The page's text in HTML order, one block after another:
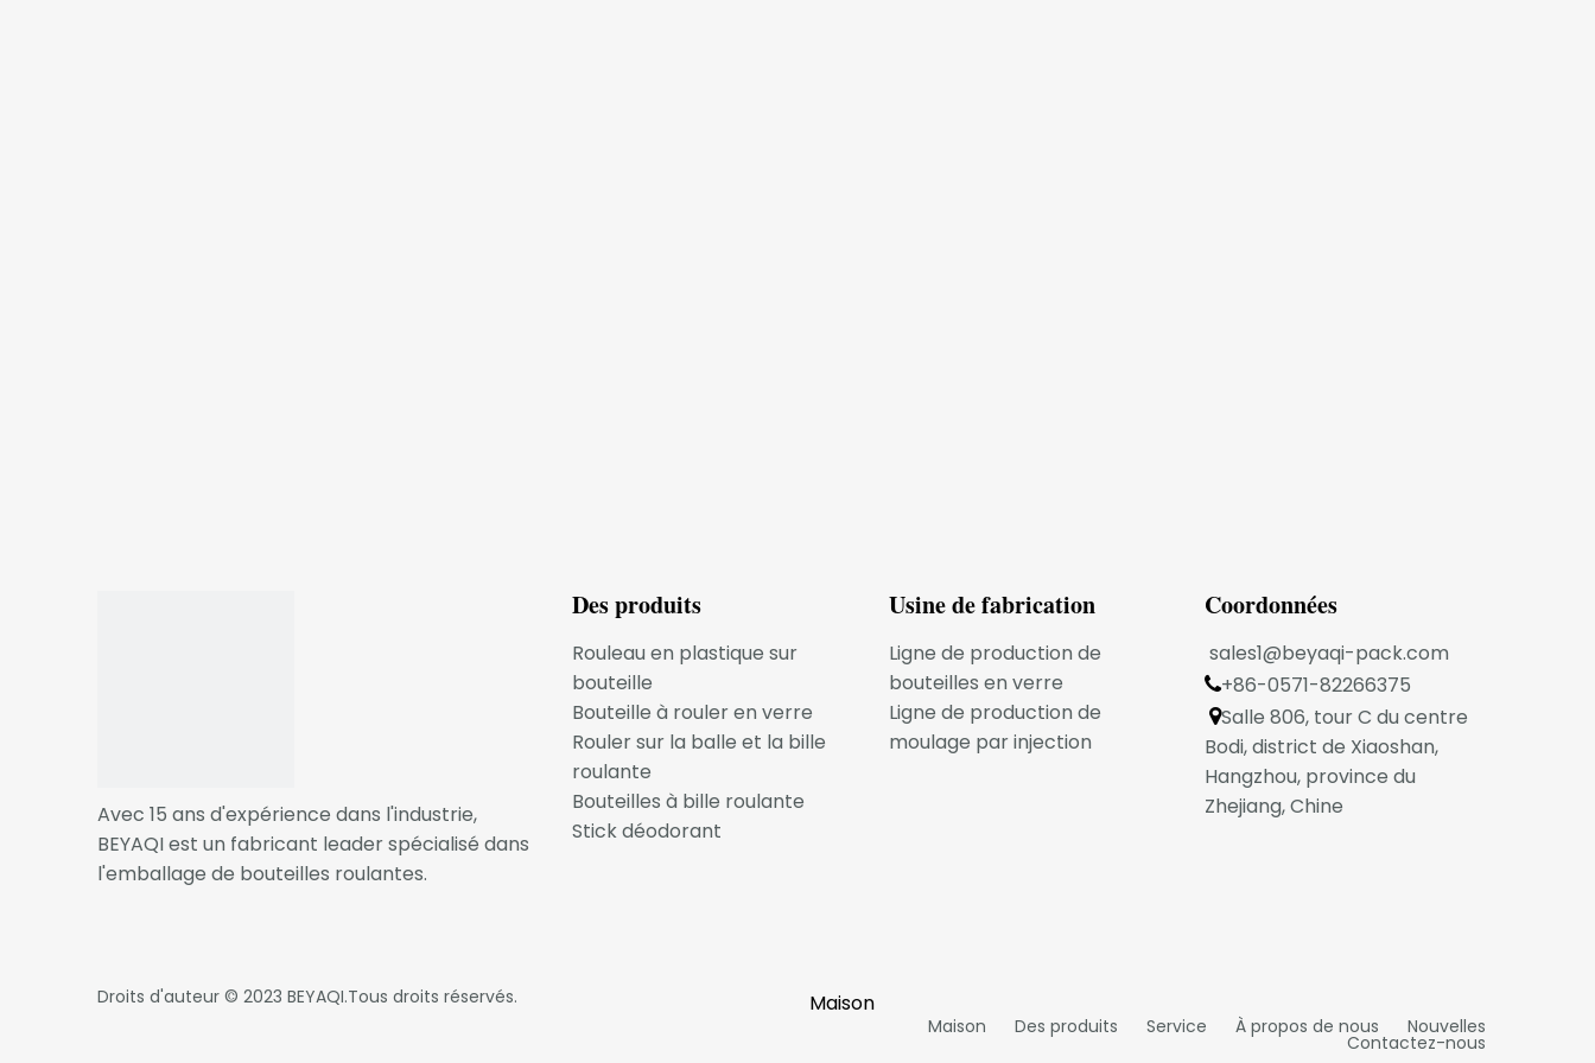
Produits connexes
Avec 15 ans d'expérience dans l'industrie,
BEYAQI est un fabricant leader spécialisé dans
l'emballage de bouteilles roulantes.
Des produits
Rouleau en plastique sur
bouteille
Bouteille à rouler en verre
Rouler sur la balle et la bille
roulante
Bouteilles à bille roulante
Stick déodorant
Usine de fabrication
Ligne de production de
bouteilles en verre
Ligne de production de
moulage par injection
Coordonnées
sales1@beyaqi-pack.com
+86-0571-82266375
Salle 806, tour C du centre
Bodi, district de Xiaoshan,
Hangzhou, province du
Zhejiang, Chine
Droits d'auteur © 2023 BEYAQI.Tous droits réservés. Maison
Maison Des produits Service À propos de nous Nouvelles
Contactez-nous